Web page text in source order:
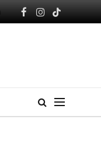
Facebook
Instagram
TikTok